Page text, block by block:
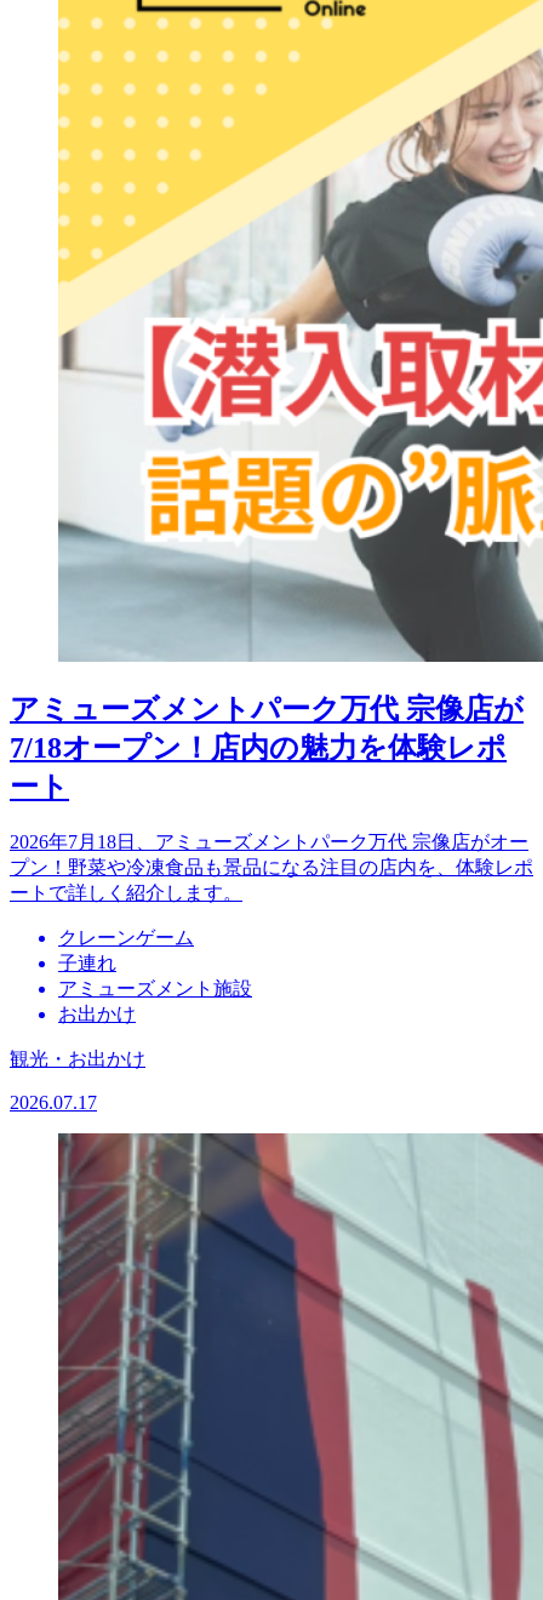
アミューズメントパーク万代 宗像店が
7/18オープン！店内の魅力を体験レポ
ート
2026年7月18日、アミューズメントパーク万代 宗像店がオー
プン！野菜や冷凍食品も景品になる注目の店内を、体験レポ
ートで詳しく紹介します。
クレーンゲーム
子連れ
アミューズメント施設
お出かけ
観光・お出かけ
2026.07.17